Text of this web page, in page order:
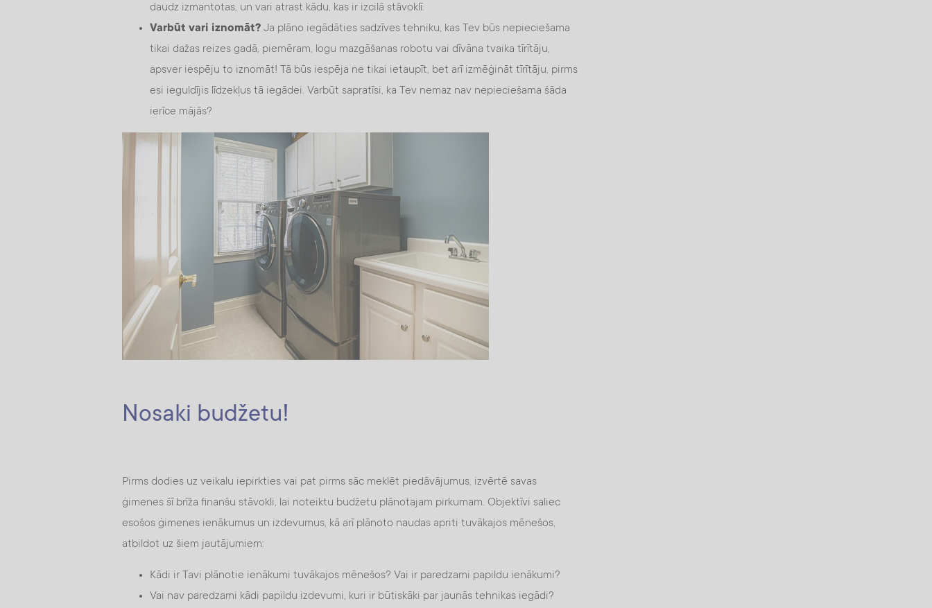
daudz izmantotas, un vari atrast kādu, kas ir izcilā stāvoklī.
Varbūt vari iznomāt? Ja plāno iegādāties sadzīves tehniku, kas Tev būs nepieciešama
tikai dažas reizes gadā, piemēram, logu mazgāšanas robotu vai dīvāna tvaika tīrītāju,
apsver iespēju to iznomāt! Tā būs iespēja ne tikai ietaupīt, bet arī izmēģināt tīrītāju, pirms
esi ieguldījis līdzekļus tā iegādei. Varbūt sapratīsi, ka Tev nemaz nav nepieciešama šāda
ierīce mājās?
Nosaki budžetu!
Pirms dodies uz veikalu iepirkties vai pat pirms sāc meklēt piedāvājumus, izvērtē savas
ģimenes šī brīža finanšu stāvokli, lai noteiktu budžetu plānotajam pirkumam. Objektīvi saliec
esošos ģimenes ienākumus un izdevumus, kā arī plānoto naudas apriti tuvākajos mēnešos,
atbildot uz šiem jautājumiem:
Kādi ir Tavi plānotie ienākumi tuvākajos mēnešos? Vai ir paredzami papildu ienākumi?
Vai nav paredzami kādi papildu izdevumi, kuri ir būtiskāki par jaunās tehnikas iegādi?